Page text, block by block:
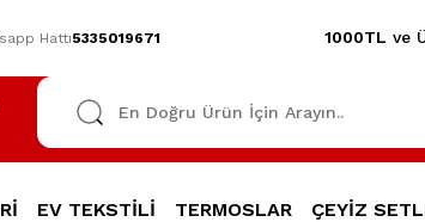
Hattı5335019671 1000TL ve
EV TEKSTİLİ TERMOSLAR ÇEYİZ